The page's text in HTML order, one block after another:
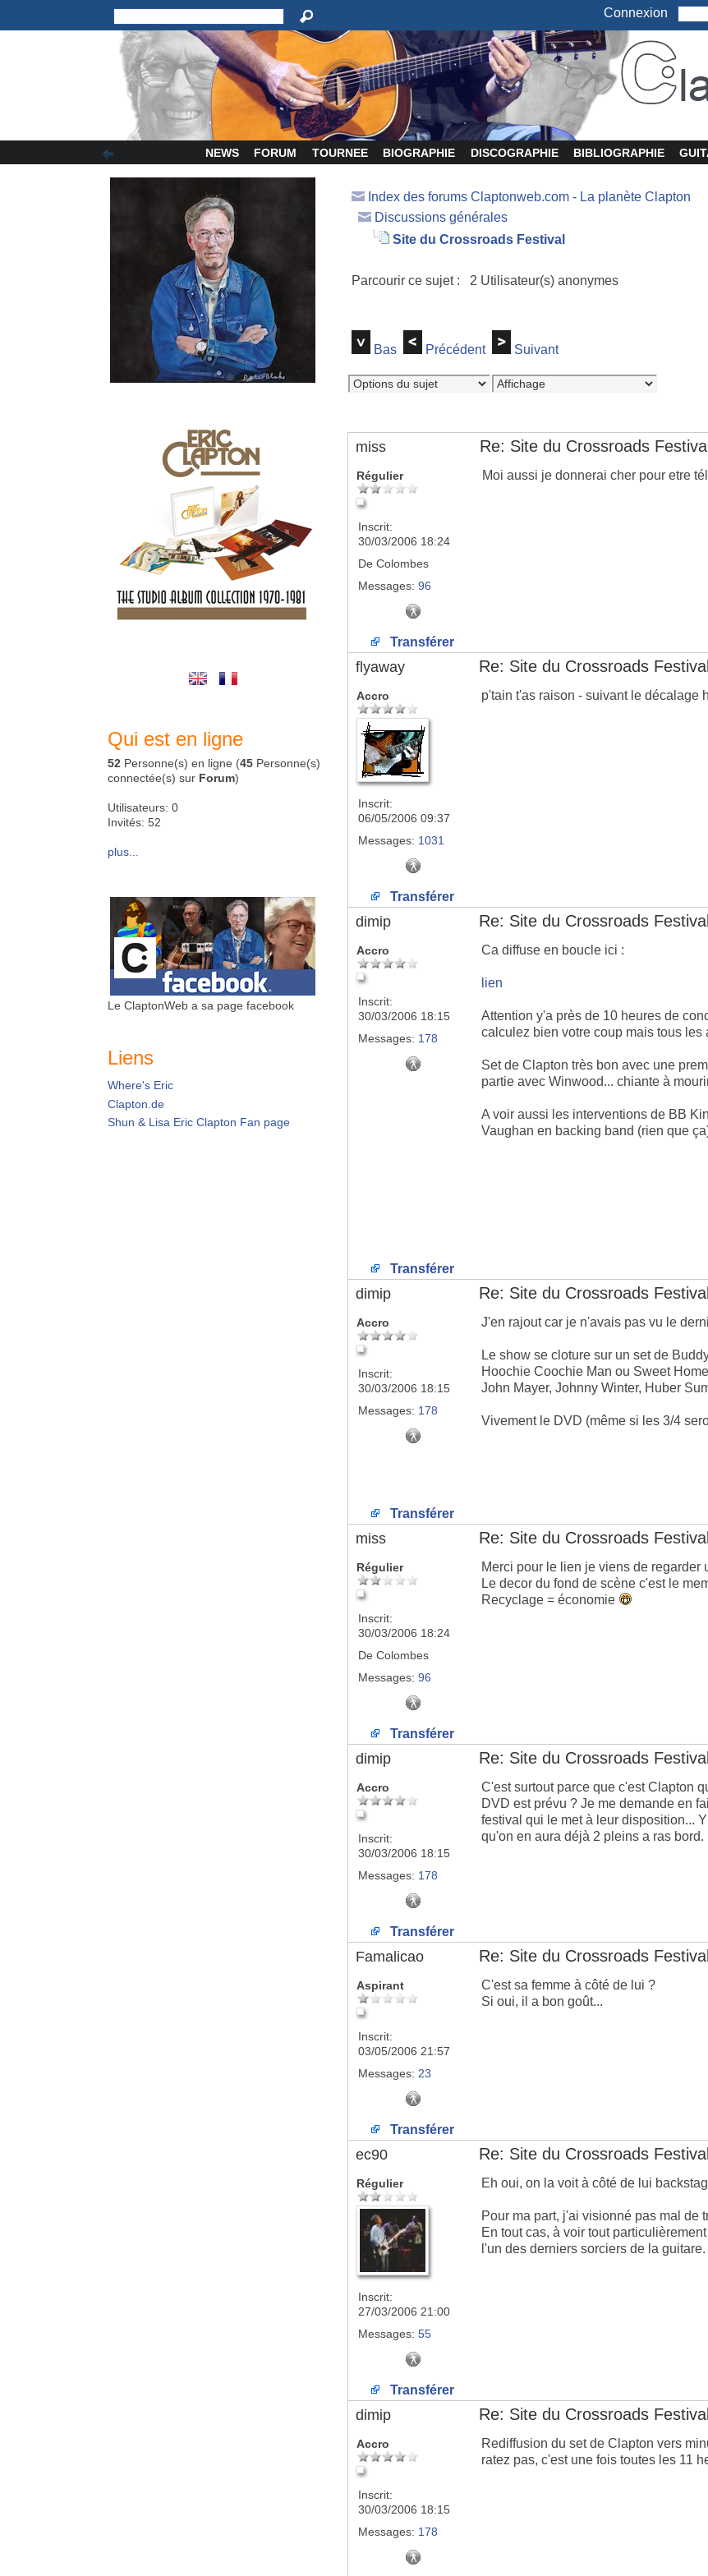
Connexion
NEWS FORUM TOURNEE BIOGRAPHIE DISCOGRAPHIE BIBLIOGRAPHIE
Qui est en ligne
52 Personne(s) en ligne (45 Personne(s)
connectée(s) sur Forum)
Utilisateurs: 0
Invités: 52
plus...
Le ClaptonWeb a sa page facebook
Liens
Where's Eric
Clapton.de
Shun & Lisa Eric Clapton Fan page
Index des forums Claptonweb.com - La planète Clapton
Discussions générales
Site du Crossroads Festival
Parcourir ce sujet : 2 Utilisateur(s) anonymes
Bas Précédent Suivant
miss Re: Site du Crossroads Festival
Régulier
Inscrit:
30/03/2006 18:24
De Colombes
Messages: 96
Moi aussi je donnerai cher pour etre
Transférer
flyaway Re: Site du Crossroads Festival
Accro
Inscrit:
06/05/2006 09:37
Messages: 1031
p'tain t'as raison - suivant le décalage
Transférer
dimip Re: Site du Crossroads Festival
Accro
Inscrit:
30/03/2006 18:15
Messages: 178
Ca diffuse en boucle ici :
lien
Attention y'a près de 10 heures de
calculez bien votre coup mais tous
Set de Clapton très bon avec une
partie avec Winwood... chiante à
A voir aussi les interventions de BB
Vaughan en backing band (rien que
Transférer
dimip Re: Site du Crossroads Festival
Accro
Inscrit:
30/03/2006 18:15
Messages: 178
J'en rajout car je n'avais pas vu le
Le show se cloture sur un set de
Hoochie Coochie Man ou Sweet
John Mayer, Johnny Winter, Huber
Vivement le DVD (même si les 3/4
Transférer
miss Re: Site du Crossroads Festival
Régulier
Inscrit:
30/03/2006 18:24
De Colombes
Messages: 96
Merci pour le lien je viens de regarder
Le decor du fond de scène c'est le
Recyclage = économie
Transférer
dimip Re: Site du Crossroads Festival
Accro
Inscrit:
30/03/2006 18:15
Messages: 178
C'est surtout parce que c'est Clapton
DVD est prévu ? Je me demande en
festival qui le met à leur disposition...
qu'on en aura déjà 2 pleins a ras bord.
Transférer
Famalicao Re: Site du Crossroads Festival
Aspirant
Inscrit:
03/05/2006 21:57
Messages: 23
C'est sa femme à côté de lui ?
Si oui, il a bon goût...
Transférer
ec90 Re: Site du Crossroads Festival
Régulier
Inscrit:
27/03/2006 21:00
Messages: 55
Eh oui, on la voit à côté de lui
Pour ma part, j'ai visionné pas mal de
En tout cas, à voir tout
l'un des derniers sorciers de la
Transférer
dimip Re: Site du Crossroads Festival
Accro
Inscrit:
30/03/2006 18:15
Messages: 178
Rediffusion du set de Clapton vers
ratez pas, c'est une fois toutes les 11